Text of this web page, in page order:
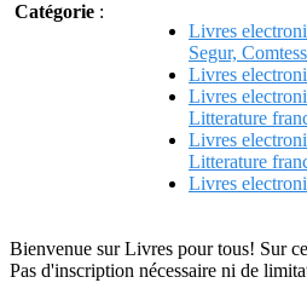
Catégorie :
Livres
Segur,
Livres
Livres
Litterature
Livres
Litterature
Livres
Bienvenue sur Livres pour tous! Sur
Pas d'inscription nécessaire ni de